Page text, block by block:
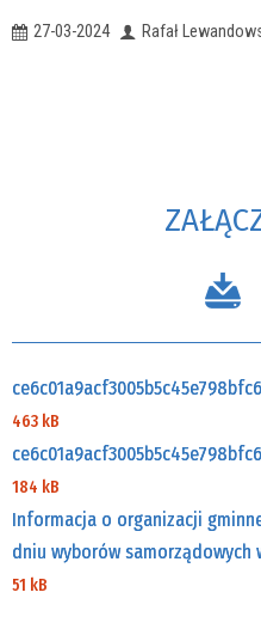
27-03-2024 Rafał
463 kB
184 kB
Informacja o organizacji
dniu wyborów samorządowych
51 kB